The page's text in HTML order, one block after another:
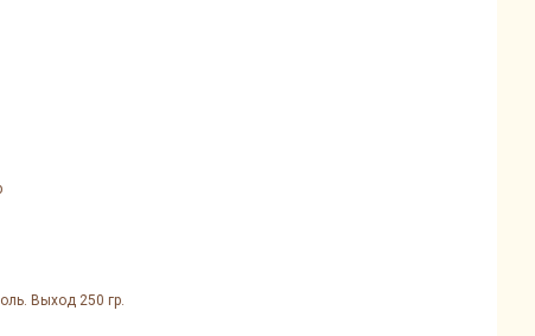
Выход 250 гр.